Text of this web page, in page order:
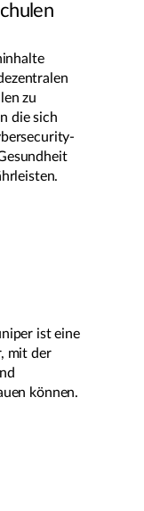
zu
die sich
ist eine
mit der
können.